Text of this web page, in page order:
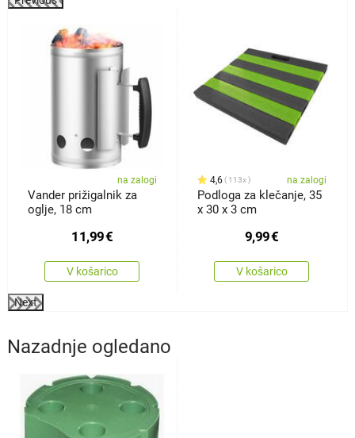
na zalogi
Vander prižigalnik za
oglje, 18 cm
11,99€
V košarico
4,6 113x na zalogi
Podloga za klečanje, 35
x 30 x 3 cm
9,99€
V košarico
Next
Nazadnje ogledano